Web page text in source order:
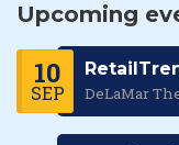
Upcoming
10
SEP DeLaMar